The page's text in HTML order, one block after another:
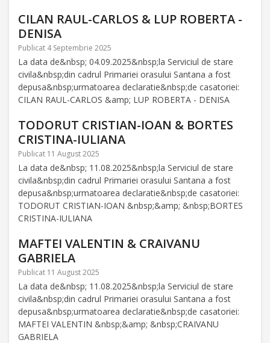
CILAN RAUL-CARLOS & LUP ROBERTA -
DENISA
Publicat 4 Septembrie 2025
La data de&nbsp; 04.09.2025&nbsp;la Serviciul de stare
civila&nbsp;din cadrul Primariei orasului Santana a fost
depusa&nbsp;urmatoarea declaratie&nbsp;de casatoriei:
CILAN RAUL-CARLOS &amp; LUP ROBERTA - DENISA
TODORUT CRISTIAN-IOAN & BORTES
CRISTINA-IULIANA
Publicat 11 August 2025
La data de&nbsp; 11.08.2025&nbsp;la Serviciul de stare
civila&nbsp;din cadrul Primariei orasului Santana a fost
depusa&nbsp;urmatoarea declaratie&nbsp;de casatoriei:
TODORUT CRISTIAN-IOAN &nbsp;&amp; &nbsp;BORTES
CRISTINA-IULIANA
MAFTEI VALENTIN & CRAIVANU
GABRIELA
Publicat 11 August 2025
La data de&nbsp; 11.08.2025&nbsp;la Serviciul de stare
civila&nbsp;din cadrul Primariei orasului Santana a fost
depusa&nbsp;urmatoarea declaratie&nbsp;de casatoriei:
MAFTEI VALENTIN &nbsp;&amp; &nbsp;CRAIVANU
GABRIELA